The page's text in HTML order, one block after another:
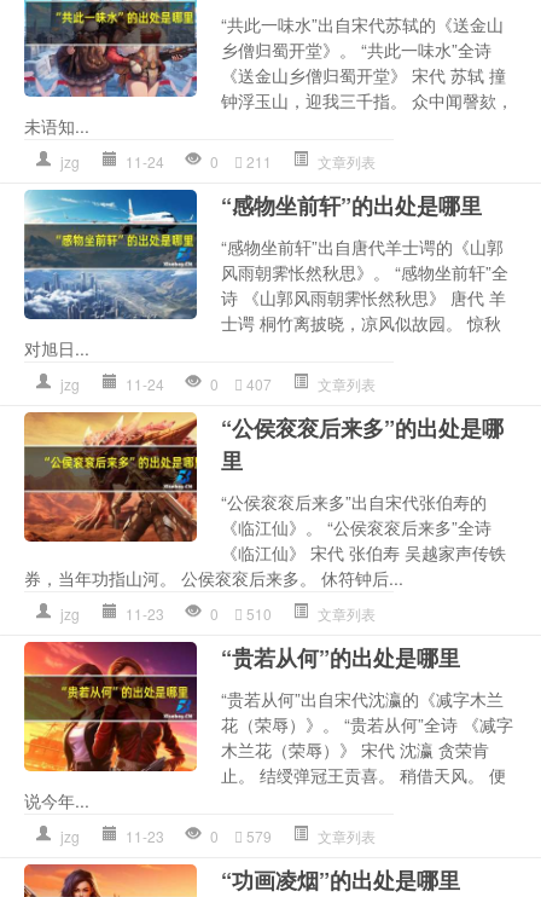
“共此一味水”出自宋代苏轼的《送金山
乡僧归蜀开堂》。 “共此一味水”全诗
《送金山乡僧归蜀开堂》 宋代 苏轼 撞
钟浮玉山，迎我三千指。 众中闻謦欬，
未语知...
jzg 11-24 0 211 文章列表
“感物坐前轩”的出处是哪里
“感物坐前轩”出自唐代羊士谔的《山郭
风雨朝霁怅然秋思》。 “感物坐前轩”全
诗 《山郭风雨朝霁怅然秋思》 唐代 羊
士谔 桐竹离披晓，凉风似故园。 惊秋
对旭日...
jzg 11-24 0 407 文章列表
“公侯衮衮后来多”的出处是哪
里
“公侯衮衮后来多”出自宋代张伯寿的
《临江仙》。 “公侯衮衮后来多”全诗
《临江仙》 宋代 张伯寿 吴越家声传铁
券，当年功指山河。 公侯衮衮后来多。 休符钟后...
jzg 11-23 0 510 文章列表
“贵若从何”的出处是哪里
“贵若从何”出自宋代沈瀛的《减字木兰
花（荣辱）》。 “贵若从何”全诗 《减字
木兰花（荣辱）》 宋代 沈瀛 贪荣肯
止。 结绶弹冠王贡喜。 稍借天风。 便
说今年...
jzg 11-23 0 579 文章列表
“功画凌烟”的出处是哪里